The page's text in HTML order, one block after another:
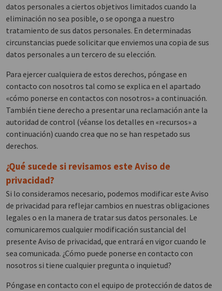
datos personales a ciertos objetivos limitados cuando la
eliminación no sea posible, o se oponga a nuestro
tratamiento de sus datos personales. En determinadas
circunstancias puede solicitar que enviemos una copia de sus
datos personales a un tercero de su elección.
Para ejercer cualquiera de estos derechos, póngase en
contacto con nosotros tal como se explica en el apartado
«cómo ponerse en contactos con nosotros» a continuación.
También tiene derecho a presentar una reclamación ante la
autoridad de control (véanse los detalles en «recursos» a
continuación) cuando crea que no se han respetado sus
derechos.
¿Qué sucede si revisamos este Aviso de
privacidad?
Si lo consideramos necesario, podemos modificar este Aviso
de privacidad para reflejar cambios en nuestras obligaciones
legales o en la manera de tratar sus datos personales. Le
comunicaremos cualquier modificación sustancial del
presente Aviso de privacidad, que entrará en vigor cuando le
sea comunicada. ¿Cómo puede ponerse en contacto con
nosotros si tiene cualquier pregunta o inquietud?
Póngase en contacto con el equipo de protección de datos de